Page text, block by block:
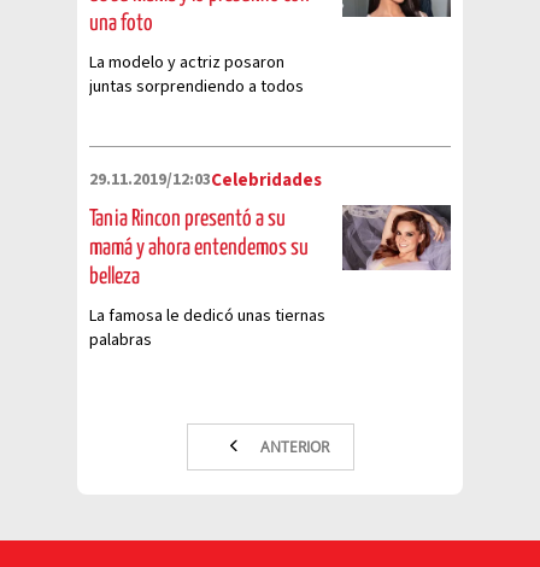
una foto
La modelo y actriz posaron
juntas sorprendiendo a todos
29.11.2019/12:03Celebridades
Tania Rincon presentó a su
mamá y ahora entendemos su
belleza
La famosa le dedicó unas tiernas
palabras
ANTERIOR